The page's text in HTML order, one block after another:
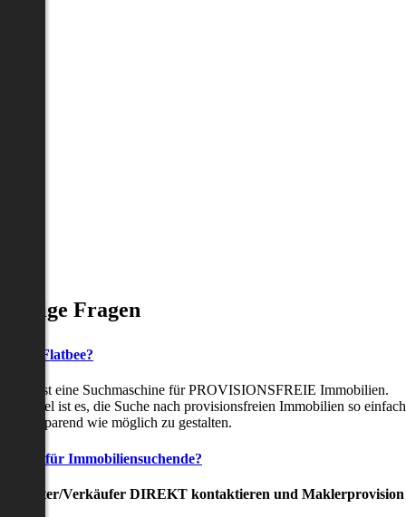
Fragen
ist Flatbee?
ist eine Suchmaschine für PROVISIONSFREIE Immobilien.
Ziel ist es, die Suche nach provisionsfreien Immobilien so einfach
zeitsparend wie möglich zu gestalten.
für Immobiliensuchende?
Verkäufer DIREKT kontaktieren und Maklerprovision